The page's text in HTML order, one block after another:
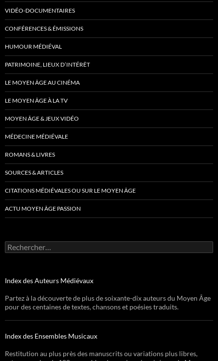
VIDÉO-DOCUMENTAIRES
CONFÉRENCES & ÉMISSIONS
HUMOUR MÉDIÉVAL
PATRIMOINE, LIEUX D’INTÉRÊT
LE MOYEN ÂGE AU CINÉMA
LE MOYEN ÂGE À LA TV
MOYEN ÂGE & JEUX VIDÉO
MÉDECINE MÉDIÉVALE
ROMANS & LIVRES
SOURCES & ARTICLES
CITATIONS MÉDIÉVALES OU SUR LE MOYEN ÂGE
ACTU MOYEN ÂGE PASSION
Rechercher :
Index des Auteurs Médiévaux
Partez à la découverte de plus de soixante-dix auteurs du Moyen Âge
pour des centaines de textes, chansons et poésies traduits.
Index des Ensembles Musicaux
Restitution au plus près des manuscrits ou variations plus libres,